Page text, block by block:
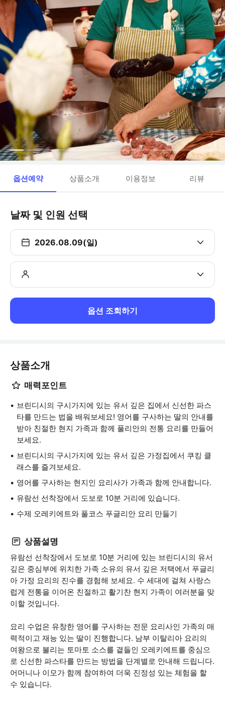
옵션예약 상품소개 이용정보 리뷰
날짜 및 인원 선택
2026.08.09(일)
옵션 조회하기
상품소개
매력포인트
브린디시의 구시가지에 있는 유서 깊은 집에서 신선한 파스
타를 만드는 법을 배워보세요! 영어를 구사하는 딸의 안내를
받아 친절한 현지 가족과 함께 풀리안의 전통 요리를 만들어
보세요.
브린디시의 구시가지에 있는 유서 깊은 가정집에서 쿠킹 클
래스를 즐겨보세요.
영어를 구사하는 현지인 요리사가 가족과 함께 안내합니다.
유람선 선착장에서 도보로 10분 거리에 있습니다.
수제 오레키에트와 풀코스 푸글리안 요리 만들기
상품설명
유람선 선착장에서 도보로 10분 거리에 있는 브린디시의 유서
깊은 중심부에 위치한 가족 소유의 유서 깊은 저택에서 푸글리
아 가정 요리의 진수를 경험해 보세요. 수 세대에 걸쳐 사랑스
럽게 전통을 이어온 친절하고 활기찬 현지 가족이 여러분을 맞
이할 것입니다.
요리 수업은 유창한 영어를 구사하는 전문 요리사인 가족의 매
력적이고 재능 있는 딸이 진행합니다. 남부 이탈리아 요리의
여왕으로 불리는 토마토 소스를 곁들인 오레키에트를 중심으
로 신선한 파스타를 만드는 방법을 단계별로 안내해 드립니다.
어머니나 이모가 함께 참여하여 더욱 진정성 있는 체험을 할
수 있습니다.